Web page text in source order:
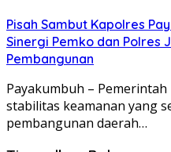
Pisah Sambut Kapolres
Sinergi Pemko dan Polres
Pembangunan
Payakumbuh –
stabilitas keamanan yang
pembangunan daerah…